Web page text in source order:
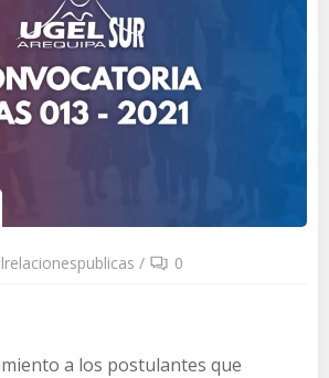
/ 0
a los postulantes que